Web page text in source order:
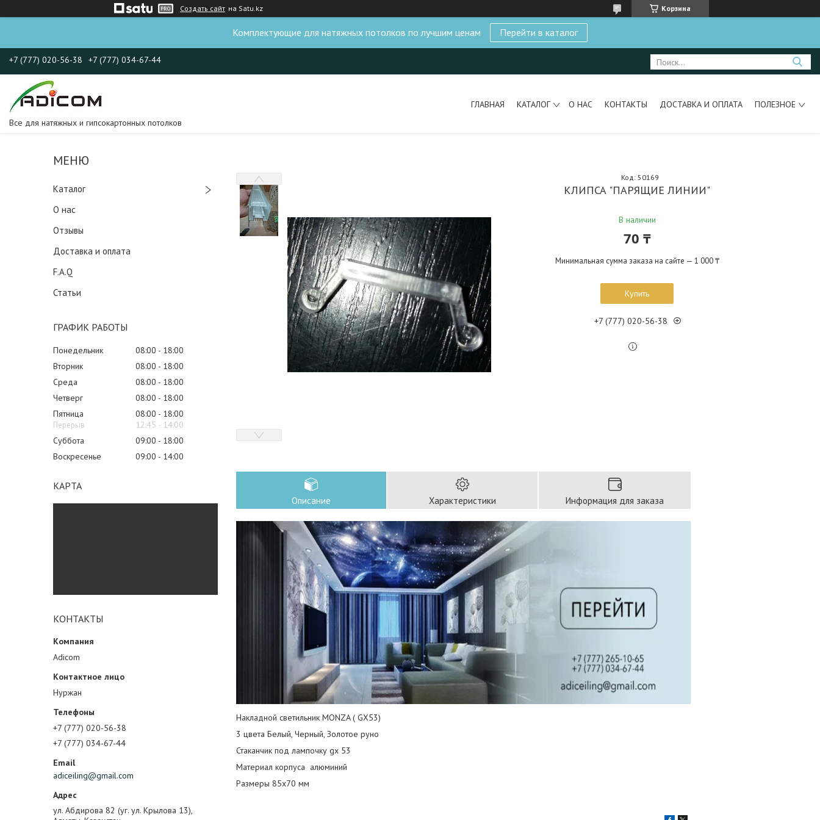
Создать сайт на Satu.kz Корзина
Комплектующие для натяжных потолков по лучшим ценам Перейти в каталог
+7 (777) 020-56-38 +7 (777) 034-67-44
Все для натяжных и гипсокартонных потолков
ГЛАВНАЯ КАТАЛОГ О НАС КОНТАКТЫ ДОСТАВКА И ОПЛАТА ПОЛЕЗНОЕ
Каталог
О нас
Отзывы
Доставка и оплата
F.A.Q
Статьи
ГРАФИК РАБОТЫ
Понедельник 08:00
18:00
Вторник
08:00
18:00
Среда
08:00
18:00
Четверг
08:00
18:00
Пятница
08:00
18:00
12:45
14:00
Суббота
09:00
18:00
Воскресенье
09:00 14:00
КАРТА
КОНТАКТЫ
Adicom
Нуржан
+7 (777) 020-56-38
+7 (777) 034-67-44
adiceiling@gmail.com
ул. Абдирова 82 (уг. ул. Крылова 13),
КЛИПСА "ПАРЯЩИЕ ЛИНИИ"
В наличии
Код:50169
70 ₸
Минимальная сумма заказа на сайте — 1 000 ₸
Купить
+7 (777) 020-56-38
Описание Характеристики Информация для заказа
Накладной светильник MONZA ( GX53)
3 цвета Белый, Черный, Золотое руно
Стаканчик под лампочку gx 53
Материал корпуса алюминий
Размеры 85х70 мм